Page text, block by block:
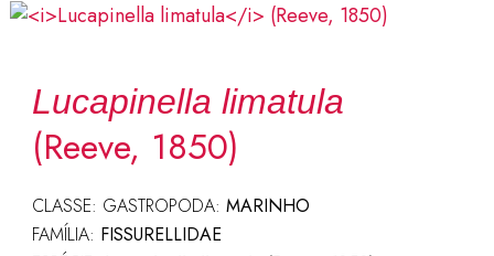
Lucapinella limatula
(Reeve, 1850)
CLASSE: GASTROPODA: MARINHO
FAMÍLIA: FISSURELLIDAE